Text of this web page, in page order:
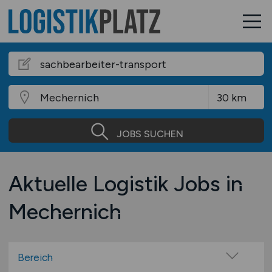
JOBS SUCHEN
Aktuelle Logistik Jobs in
Mechernich
Bereich